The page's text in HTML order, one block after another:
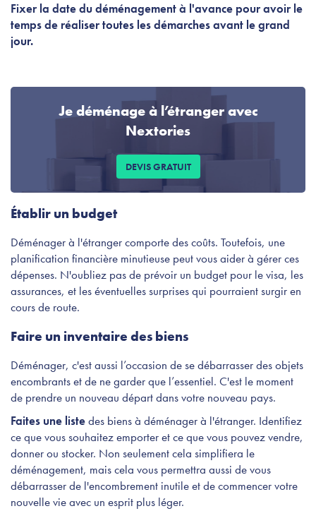
Fixer la date du déménagement à l'avance pour avoir le
temps de réaliser toutes les démarches avant le grand
jour.
Je déménage à l’étranger avec
Nextories
DEVIS GRATUIT
Établir un budget
Déménager à l'étranger comporte des coûts. Toutefois, une
planification financière minutieuse peut vous aider à gérer ces
dépenses. N'oubliez pas de prévoir un budget pour le visa, les
assurances, et les éventuelles surprises qui pourraient surgir en
cours de route.
Faire un inventaire des biens
Déménager, c'est aussi l’occasion de se débarrasser des objets
encombrants et de ne garder que l’essentiel. C'est le moment
de prendre un nouveau départ dans votre nouveau pays.
Faites une listedes biens à déménager à l'étranger. Identifiez
ce que vous souhaitez emporter et ce que vous pouvez vendre,
donner ou stocker. Non seulement cela simplifiera le
déménagement, mais cela vous permettra aussi de vous
débarrasser de l'encombrement inutile et de commencer votre
nouvelle vie avec un esprit plus léger.